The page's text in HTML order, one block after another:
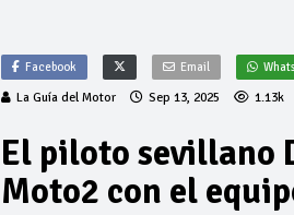
Facebook Email
La Guía del Motor Sep 13, 2025 1.13k
El piloto sevillano
Moto2 con el